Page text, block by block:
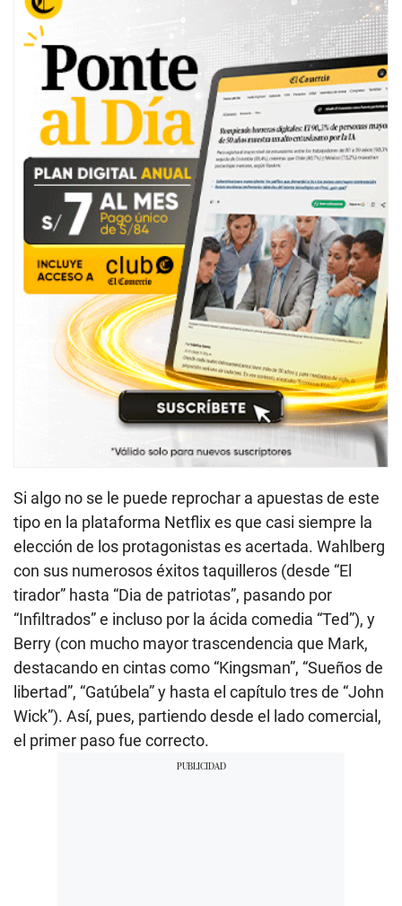
Si algo no se le puede reprochar a apuestas de este
tipo en la plataforma Netflix es que casi siempre la
elección de los protagonistas es acertada. Wahlberg
con sus numerosos éxitos taquilleros (desde “El
tirador” hasta “Dia de patriotas”, pasando por
“Infiltrados” e incluso por la ácida comedia “Ted”), y
Berry (con mucho mayor trascendencia que Mark,
destacando en cintas como “Kingsman”, “Sueños de
libertad”, “Gatúbela” y hasta el capítulo tres de “John
Wick”). Así, pues, partiendo desde el lado comercial,
el primer paso fue correcto.